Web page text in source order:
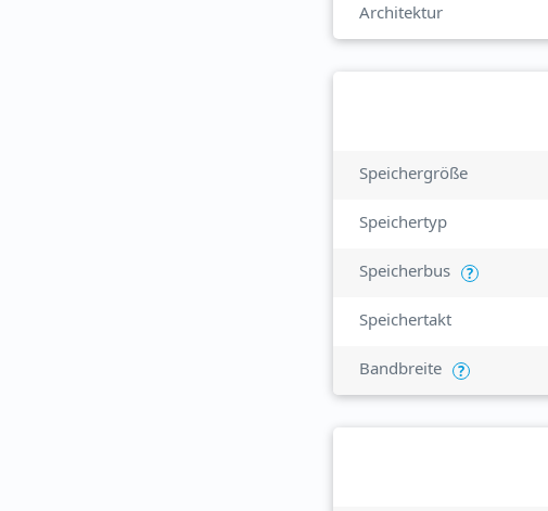
Architektur
Speichergröße
Speichertyp
Speicherbus ?
Speichertakt
Bandbreite ?